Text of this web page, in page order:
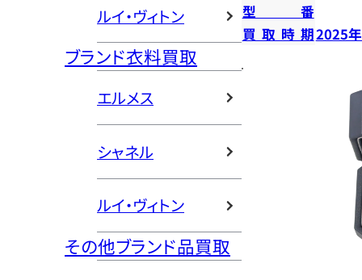
ルイ・ヴィトン
ブランド衣料買取
エルメス
シャネル
ルイ・ヴィトン
その他ブランド品買取
型番
買取時期2025